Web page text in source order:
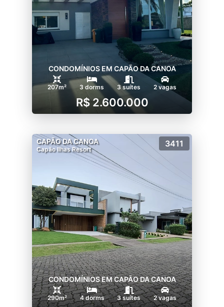
CONDOMÍNIOS EM CAPÃO DA CANOA
207m² 3 dorms 3 suítes 2 vagas
R$ 2.600.000
CAPÃO DA CANOA
Capão Ilhas Resort
3411
CONDOMÍNIOS EM CAPÃO DA CANOA
290m² 4 dorms 3 suítes 2 vagas